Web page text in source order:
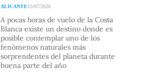
ALICANTE15/07/2026
A pocas horas de vuelo de la Costa
Blanca existe un destino donde es
posible contemplar uno de los
fenómenos naturales más
sorprendentes del planeta durante
buena parte del año